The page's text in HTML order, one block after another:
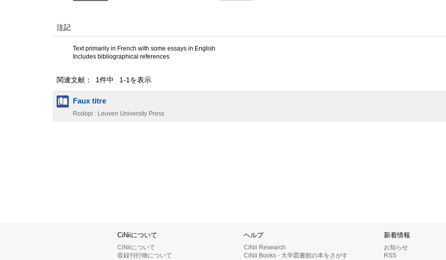
注記
Text primarily in French with some essays in English
Includes bibliographical references
関連文献： 1件中 1-1を表示
Faux titre
Rodopi : Leuven University Press
CiNiiについて
CiNiiについて
収録刊行物について
ヘルプ
CiNii Research
CiNii Books - 大学図書館の本をさがす
新着情報
お知らせ
RSS